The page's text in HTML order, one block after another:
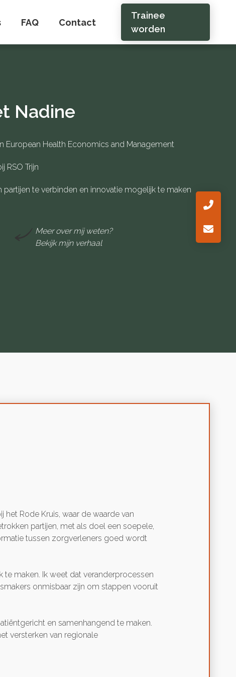
FAQ Contact
Trainee
worden
Nadine
European Health Economics and Management
RSO Trijn
te verbinden en innovatie mogelijk te maken
Meer over mij weten?
Bekijk mijn verhaal
Rode Kruis, waar de waarde van
partijen, met als doel een soepele,
tussen zorgverleners goed wordt
maken. Ik weet dat veranderprocessen
onmisbaar zijn om stappen vooruit
en samenhangend te maken.
versterken van regionale